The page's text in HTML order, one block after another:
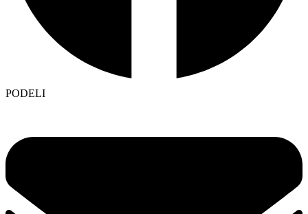
PODELI